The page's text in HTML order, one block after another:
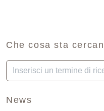
Che cosa sta
Una volta che i risultati
News